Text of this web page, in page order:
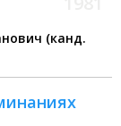
(канд.